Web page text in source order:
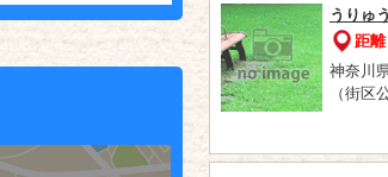
うりゅ
距
神奈川
（街区